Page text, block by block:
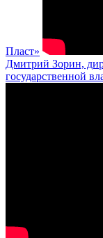
Пласт»
Дмитрий Зорин,
государственной